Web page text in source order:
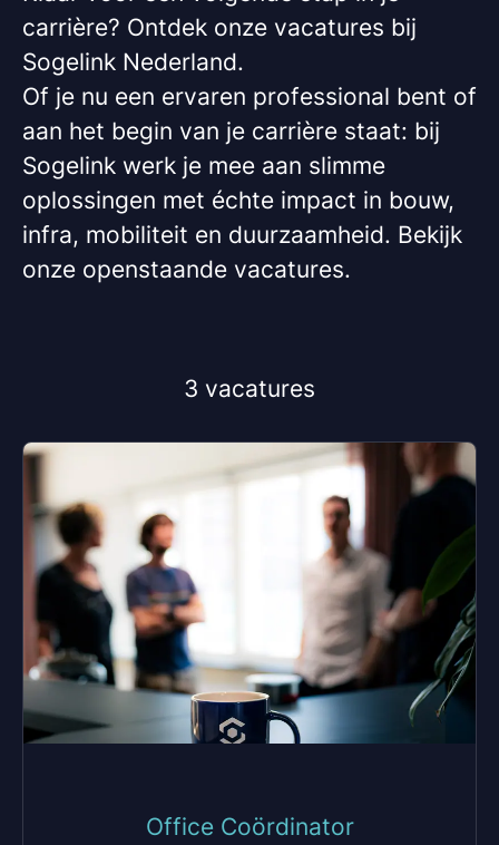
carrière? Ontdek onze vacatures bij
Sogelink Nederland.
Of je nu een ervaren professional bent of
aan het begin van je carrière staat: bij
Sogelink werk je mee aan slimme
oplossingen met échte impact in bouw,
infra, mobiliteit en duurzaamheid. Bekijk
onze openstaande vacatures.
3 vacatures
Office Coördinator